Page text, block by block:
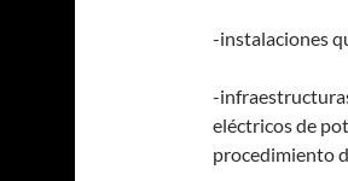
-instalaciones
-
eléctricos de
procedimiento